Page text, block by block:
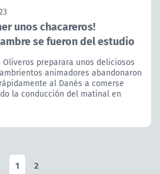
unos chacareros!
se fueron del estudio
Oliveros preparara unos deliciosos
animadores abandonaron
al Danés a comerse
la conducción del matinal en
1 2